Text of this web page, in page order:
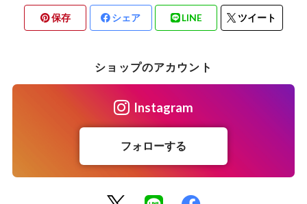
保存 シェア LINE ツイート
ショップのアカウント
Instagram
フォローする